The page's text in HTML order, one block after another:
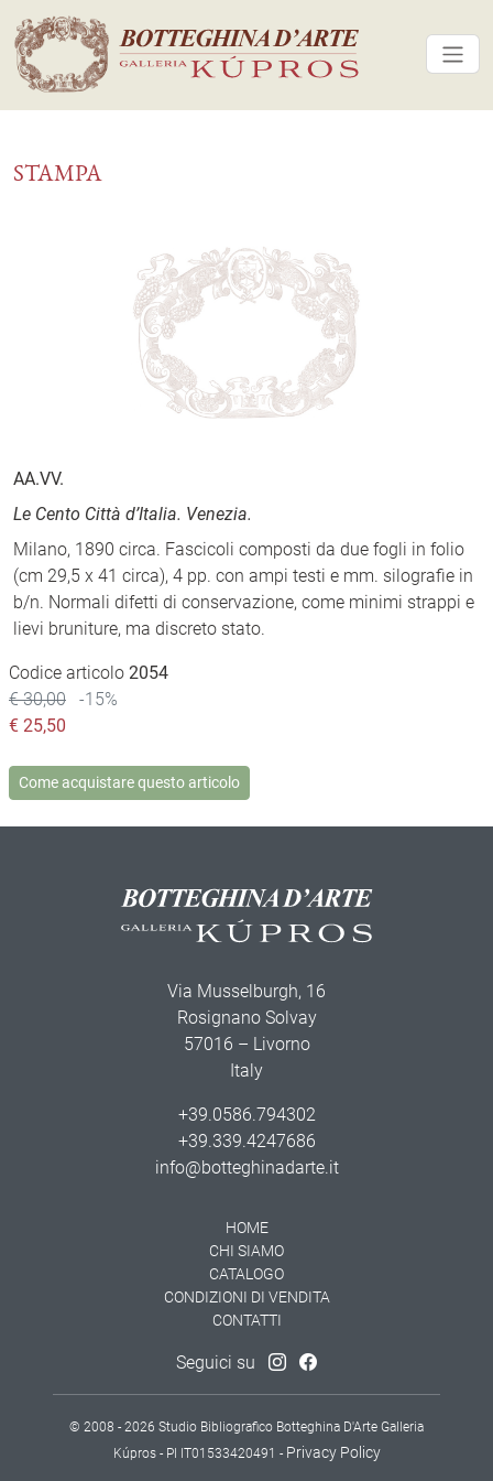
STAMPA
AA.VV.
Le Cento Città d’Italia. Venezia.
Milano, 1890 circa. Fascicoli composti da due fogli in folio
(cm 29,5 x 41 circa), 4 pp. con ampi testi e mm. silografie in
b/n. Normali difetti di conservazione, come minimi strappi e
lievi bruniture, ma discreto stato.
Codice articolo 2054
€ 30,00
-15%
€ 25,50
Come acquistare questo articolo
Via Musselburgh, 16
Rosignano Solvay
57016 – Livorno
Italy
+39.0586.794302
+39.339.4247686
info@botteghinadarte.it
HOME
CHI SIAMO
CATALOGO
CONDIZIONI DI VENDITA
CONTATTI
Seguici su
© 2008 - 2026 Studio Bibliografico Botteghina D'Arte Galleria
Kúpros - PI IT01533420491 - Privacy Policy